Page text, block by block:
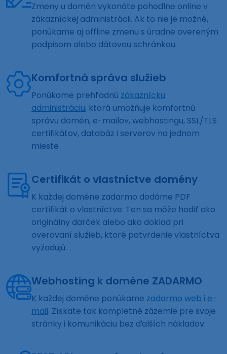
Zmeny u domén vykonáte pohodlne online v
zákazníckej administrácii. Ak to nie je možné,
ponúkame aj offline zmenu s úradne overeným
podpisom alebo dátovou schránkou.
Komfortná správa služieb
Ponúkame prehľadnú zákaznícku
administráciu, ktorá umožňuje komfortnú
správu domén, e-mailov, webhostingu, SSL/TLS
certifikátov, databáz i serverov na jednom
mieste
Certifikát o vlastníctve domény
K každej doméne zadarmo dodáme PDF
certifikát o vlastníctve. Ten sa môže hodiť ako
originálny darček alebo ako doklad pri
overovaní služieb, ktoré potvrdenie vlastníctva
vyžadujú.
Webhosting k doméne ZADARMO
K každej doméne ponúkame zadarmo web i e-
mail. Získate tak kompletné zázemie pre svoje
stránky i komunikáciu bez ďalších nákladov.